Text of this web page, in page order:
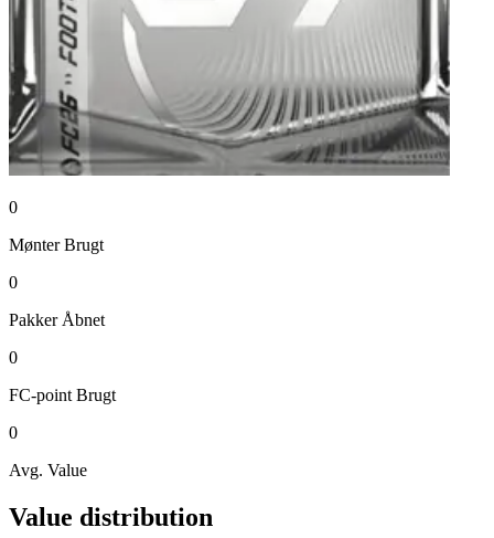
0
Mønter Brugt
0
Pakker Åbnet
0
FC-point Brugt
0
Avg. Value
Value distribution